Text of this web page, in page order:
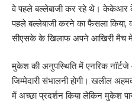
वे पहले बल्लेबाजी कर रहे थे। केकेआर
पहले बल्लेबाजी करने का फैसला किया,
सीएसके के खिलाफ अपने आखिरी मैच में
मुकेश की अनुपस्थिति में एनरिक नॉर्टजे
जिम्मेदारी संभालनी होगी। खलील
में अच्छा प्रदर्शन किया लेकिन मुकेश